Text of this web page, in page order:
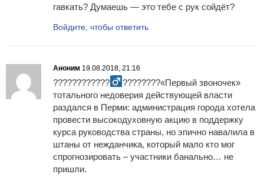
гавкать? Думаешь — это тебе с рук сойдёт?
Войдите, чтобы ответить
Аноним 19.08.2018, 21:16
????????????‍
????????«Первый звоночек»
тотального недоверия действующей власти
раздался в Перми: администрация города хотела
провести высокодуховную акцию в поддержку
курса руководства страны, но эпично навалила в
штаны от нежданчика, который мало кто мог
спрогнозировать – участники банально… не
пришли.